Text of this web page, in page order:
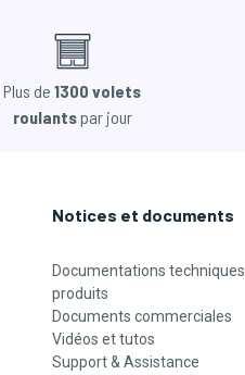
Plus de 1300 volets
roulantspar jour
Notices et documents
Documentations techniques
produits
Documents commerciales
Vidéos et tutos
Support & Assistance